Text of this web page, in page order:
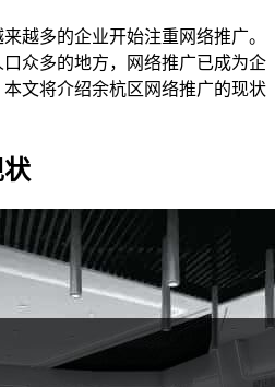
越多的企业开始注重网络推广。
众多的地方，网络推广已成为企
文将介绍余杭区网络推广的现状